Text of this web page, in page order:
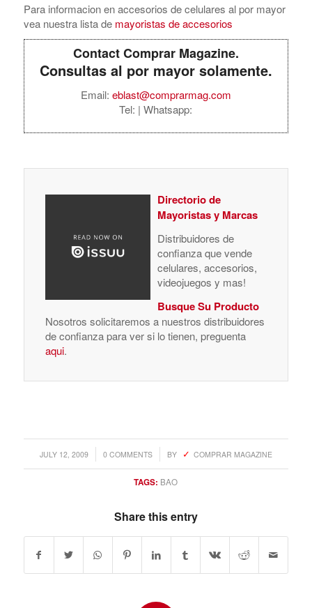
Para informacion en accesorios de celulares al por mayor
vea nuestra lista de mayoristas de accesorios
Contact Comprar Magazine.
Consultas al por mayor solamente.
Email: eblast@comprarmag.com
Tel: | Whatsapp:
Directorio de
Mayoristas y Marcas
Distribuidores de
confianza que vende
celulares, accesorios,
videojuegos y mas!
Busque Su Producto
Nosotros solicitaremos a nuestros distribuidores
de confianza para ver si lo tienen, preguenta
aqui.
JULY 12, 2009
/ 0 COMMENTS
/ BY COMPRAR MAGAZINE
TAGS: BAO
Share this entry